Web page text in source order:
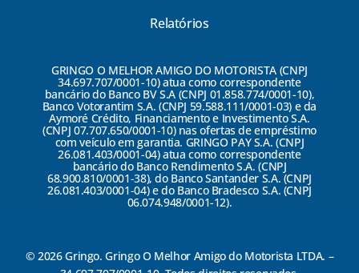
Relatórios
GRINGO O MELHOR AMIGO DO MOTORISTA (CNPJ
34.697.707/0001-10) atua como correspondente
bancário do Banco BV S.A (CNPJ 01.858.774/0001-10),
Banco Votorantim S.A. (CNPJ 59.588.111/0001-03) e da
Aymoré Crédito, Financiamento e Investimento S.A.
(CNPJ 07.707.650/0001-10) nas ofertas de empréstimo
com veículo em garantia. GRINGO PAY S.A. (CNPJ
26.081.403/0001-04) atua como correspondente
bancário do Banco Rendimento S.A. (CNPJ
68.900.810/0001-38), do Banco Santander S.A. (CNPJ
26.081.403/0001-04) e do Banco Bradesco S.A. (CNPJ
06.074.948/0001-12).
© 2026 Gringo. Gringo O Melhor Amigo do Motorista LTDA. –